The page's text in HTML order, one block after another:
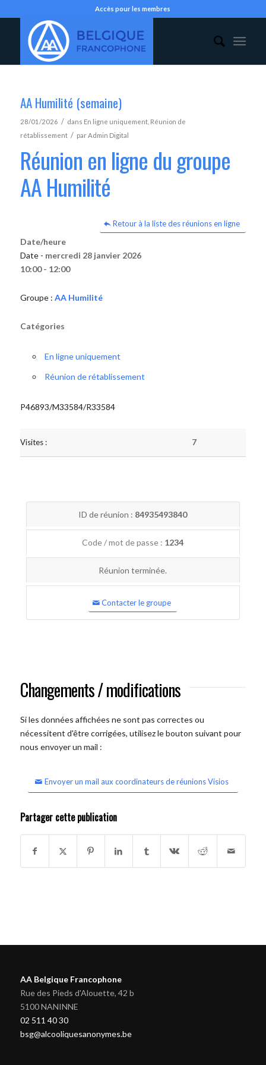
Accès pour les membres
AA Humilité (semaine)
28/01/2026 / dans En ligne uniquement, Réunion de
rétablissement / parAdmin Digital
Réunion en ligne du groupe
AA Humilité
Retour à la liste des réunions en ligne
Date/heure
Date - mercredi 28 janvier 2026
10:00 - 12:00
Groupe : AA Humilité
Catégories
En ligne uniquement
Réunion de rétablissement
P46893/M33584/R33584
Visites : 7
ID de réunion : 84935493840
Code / mot de passe : 1234
Réunion terminée.
Contacter le groupe
Changements / modifications
Si les données affichées ne sont pas correctes ou
nécessitent d'être corrigées, utilisez le bouton suivant pour
nous envoyer un mail :
Envoyer un mail aux coordinateurs de réunions Visios
Partager cette publication
AA Belgique Francophone
Rue des Pieds d'Alouette, 42 b
5100 NANINNE
02 511 40 30
bsg@alcooliquesanonymes.be